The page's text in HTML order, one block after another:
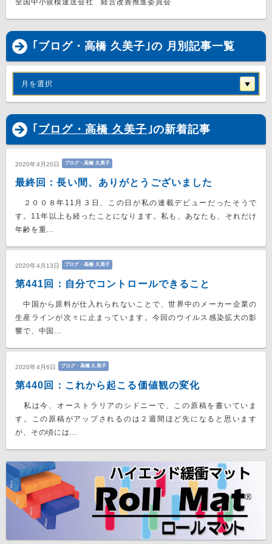
全国中小規模運送会社 経営改善推進委員会
｢ブログ・高橋 久美子｣の 月別記事一覧
月を選択
｢ ブログ・高橋 久美子｣の新着記事
2020年4月20日 ブログ・高橋 久美子
最終回：長い間、ありがとうございました
２００８年11月３日、この日が私の連載デビューだったそうで
す。11年以上も経ったことになります。私も、あなたも、それだけ
年齢を重...
2020年4月13日 ブログ・高橋 久美子
第441回：自分でコントロールできること
中国から原料が仕入れられないことで、世界中のメーカー企業の
生産ラインが次々に止まっています。今回のウイルス感染拡大の影
響で、中国...
2020年4月6日 ブログ・高橋 久美子
第440回：これから起こる価値観の変化
私は今、オーストラリアのシドニーで、この原稿を書いていま
す。この原稿がアップされるのは２週間ほど先になると思います
が、その頃には...